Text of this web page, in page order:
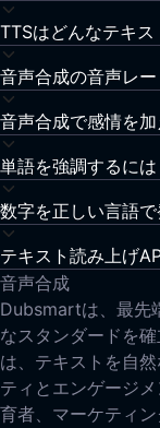
TTSはどんなテキ
音声合成の音声レ
音声合成で感情を加
単語を強調するには
数字を正しい言語
テキスト読み上げ
音声合成
Dubsmartは、最先
なスタンダードを
は、テキストを自
ティとエンゲージ
育者、マーケティ